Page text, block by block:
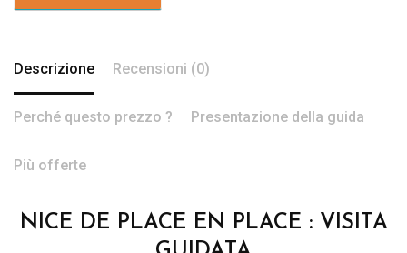
Descrizione Recensioni (0)
Perché questo prezzo ? Presentazione della guida
Più offerte
NICE DE PLACE EN PLACE : VISITA